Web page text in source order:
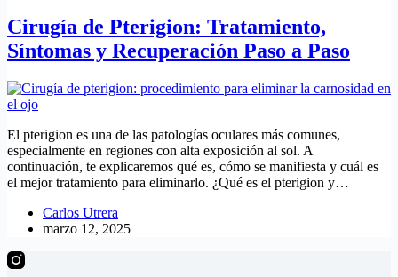
Cirugía de Pterigion: Tratamiento,
Síntomas y Recuperación Paso a Paso
El pterigion es una de las patologías oculares más comunes,
especialmente en regiones con alta exposición al sol. A
continuación, te explicaremos qué es, cómo se manifiesta y cuál es
el mejor tratamiento para eliminarlo. ¿Qué es el pterigion y…
Carlos Utrera
marzo 12, 2025